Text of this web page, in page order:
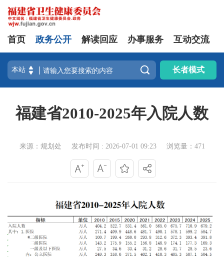
首页 政务公开 解读回应 办事服务 互动交流
 长者模式
福建省2010-2025年入院人数
来源：规划处 发布时间 : 2026-07-01 09:23 浏览量：471